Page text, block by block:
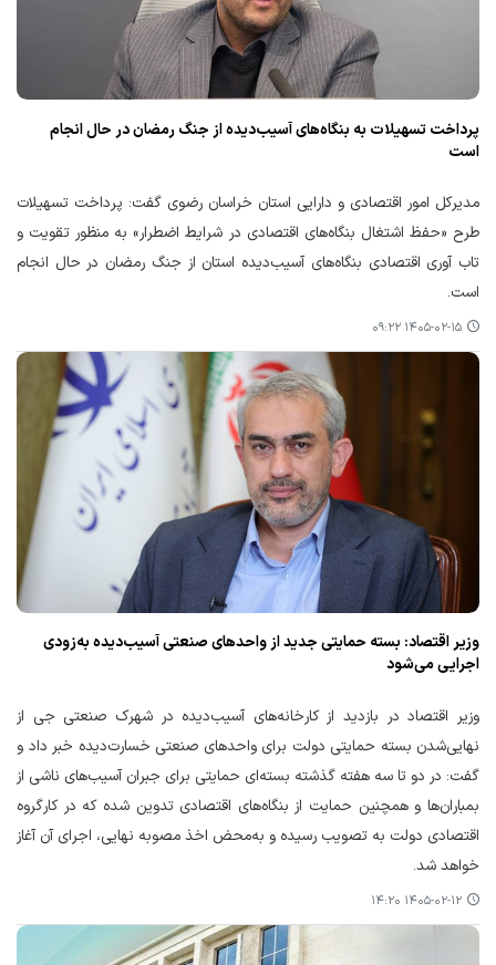
پرداخت تسهیلات به بنگاه‌های آسیب‌دیده از جنگ رمضان در حال انجام
است
مدیرکل امور اقتصادی و دارایی استان خراسان رضوی گفت: پرداخت تسهیلات
طرح «حفظ اشتغال بنگاه‌های اقتصادی در شرایط اضطرار» به منظور تقویت و
تاب آوری اقتصادی بنگاه‌های آسیب‌دیده استان از جنگ رمضان در حال انجام
است.
۱۴۰۵-۰۲-۱۵ ۰۹:۲۲
وزیر اقتصاد: بسته حمایتی جدید از واحدهای صنعتی آسیب‌دیده به‌زودی
اجرایی می‌شود
وزیر اقتصاد در بازدید از کارخانه‌های آسیب‌دیده در شهرک صنعتی جی از
نهایی‌شدن بسته حمایتی دولت برای واحدهای صنعتی خسارت‌دیده خبر داد و
گفت: در دو تا سه هفته گذشته بسته‌ای حمایتی برای جبران آسیب‌های ناشی از
بمباران‌ها و همچنین حمایت از بنگاه‌های اقتصادی تدوین شده که در کارگروه
اقتصادی دولت به تصویب رسیده و به‌محض اخذ مصوبه نهایی، اجرای آن آغاز
خواهد شد.
۱۴۰۵-۰۲-۱۲ ۱۴:۲۰